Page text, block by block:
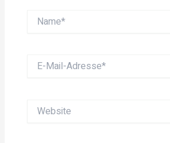
Name*
Mail-
Website